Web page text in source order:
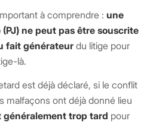
à comprendre : une
ne peut pas être souscrite
fait générateurdu litige pour
là.
est déjà déclaré, si le conflit
malfaçons ont déjà donné lieu
généralement trop tard pour